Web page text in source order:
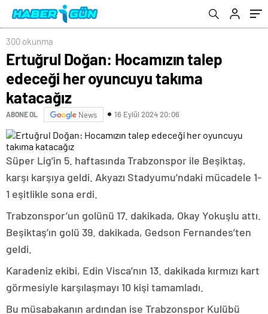
300 okunma
Ertuğrul Doğan: Hocamızın talep
edeceği her oyuncuyu takıma
katacağız
ABONE OL News 16 Eylül 2024 20:06
Süper Lig’in 5. haftasında Trabzonspor ile Beşiktaş,
karşı karşıya geldi. Akyazı Stadyumu’ndaki mücadele 1-
1 eşitlikle sona erdi.
Trabzonspor’un golünü 17. dakikada, Okay Yokuşlu attı.
Beşiktaş’ın golü 39. dakikada, Gedson Fernandes’ten
geldi.
Karadeniz ekibi, Edin Visca’nın 13. dakikada kırmızı kart
görmesiyle karşılaşmayı 10 kişi tamamladı.
Bu müsabakanın ardından ise Trabzonspor Kulübü